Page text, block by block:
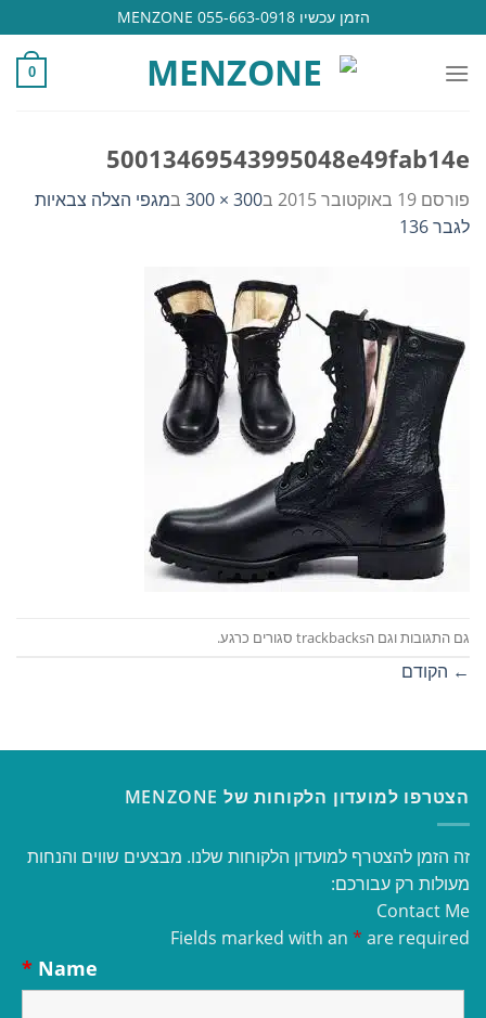
to
content
הזמן עכשיו 055-663-0918 MENZONE
0
50013469543995048e49fab14e
פורסם 19 באוקטובר 2015 ב300 × 300 במגפי הצלה צבאיות
לגבר 136
גם התגובות וגם הtrackbacks סגורים כרגע.
← הקודם
הצטרפו למועדון הלקוחות של MENZONE
זה הזמן להצטרף למועדון הלקוחות שלנו. מבצעים שווים והנחות
מעולות רק עבורכם:
Contact Me
Fields marked with an * are required
Name
*